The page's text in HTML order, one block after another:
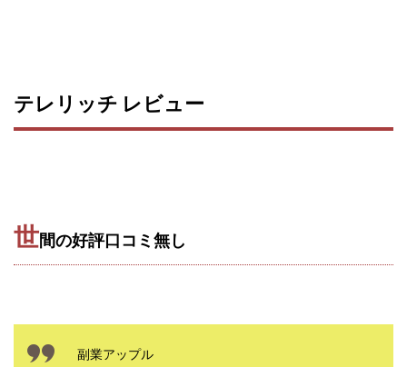
テレリッチ レビュー
世間の好評口コミ無し
副業アップル